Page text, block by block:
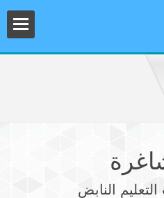
التعليم النابض